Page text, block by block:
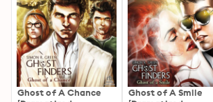
Ghost of A Chance
Ghost of A Smile